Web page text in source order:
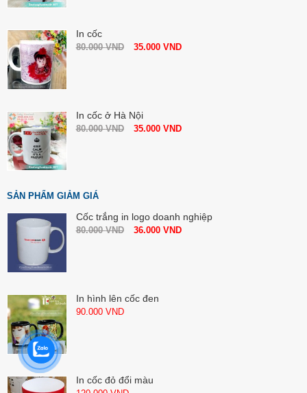
In cốc
80.000VND 35.000 VND
In cốc ở Hà Nội
80.000VND 35.000 VND
SẢN PHẨM GIẢM GIÁ
Cốc trắng in logo doanh nghiệp
80.000VND 36.000 VND
In hình lên cốc đen
90.000 VND
In cốc đỏ đổi màu